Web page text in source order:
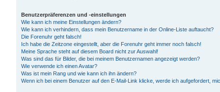
Benutzerpräferenzen und -einstellungen
Wie kann ich meine Einstellungen ändern?
Wie kann ich verhindern, dass mein Benutzername in der Online-Liste auftaucht?
Die Forenuhr geht falsch!
Ich habe die Zeitzone eingestellt, aber die Forenuhr geht immer noch falsch!
Meine Sprache steht auf diesem Board nicht zur Auswahl!
Was sind das für Bilder, die bei meinem Benutzernamen angezeigt werden?
Wie verwende ich einen Avatar?
Was ist mein Rang und wie kann ich ihn ändern?
Wenn ich bei einem Benutzer auf den E-Mail-Link klicke, werde ich aufgefordert,